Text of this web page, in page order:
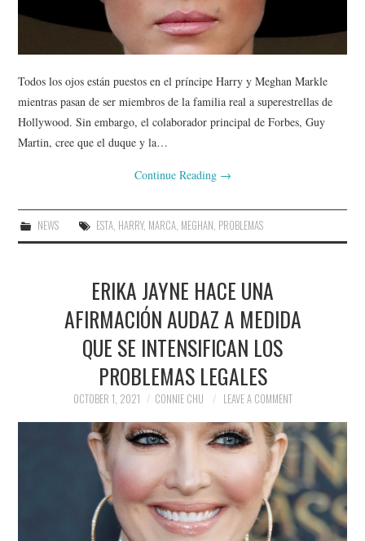
Todos los ojos están puestos en el príncipe Harry y Meghan Markle
mientras pasan de ser miembros de la familia real a superestrellas de
Hollywood. Sin embargo, el colaborador principal de Forbes, Guy
Martin, cree que el duque y la…
Continue Reading →
NEWS ESTA, HARRY, MARCA, MEGHAN, PROBLEMAS
ERIKA JAYNE HACE UNA
AFIRMACIÓN AUDAZ A MEDIDA
QUE SE INTENSIFICAN LOS
PROBLEMAS LEGALES
OCTOBER 1, 2021 CONNIE CHU LEAVE A COMMENT